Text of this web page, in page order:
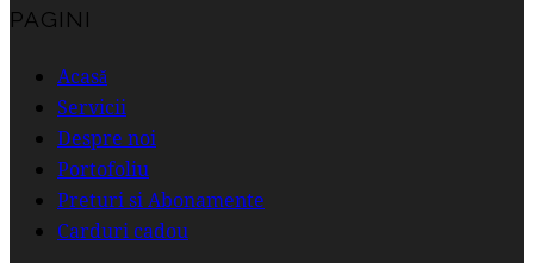
PAGINI
Acasă
Servicii
Despre noi
Portofoliu
Preturi si Abonamente
Carduri cadou